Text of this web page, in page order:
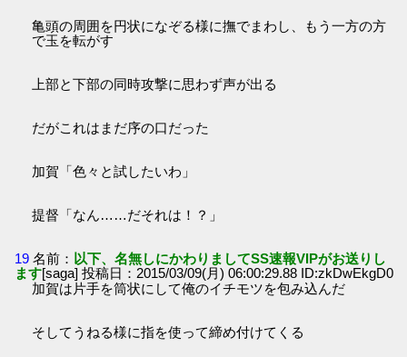
亀頭の周囲を円状になぞる様に撫でまわし、もう一方の方
で玉を転がす
上部と下部の同時攻撃に思わず声が出る
だがこれはまだ序の口だった
加賀「色々と試したいわ」
提督「なん……だそれは！？」
19 名前： 以下、名無しにかわりましてSS速報VIPがお送りし
ます[saga] 投稿日：2015/03/09(月) 06:00:29.88 ID:zkDwEkgD0
加賀は片手を筒状にして俺のイチモツを包み込んだ
そしてうねる様に指を使って締め付けてくる